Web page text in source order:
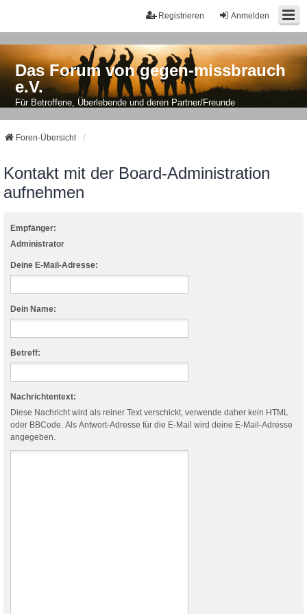
Anmelden
Registrieren
Das Forum von gegen-missbrauch
e.V.
Für Betroffene, Überlebende und deren Partner/Freunde
Foren-Übersicht
Kontakt mit der Board-Administration
aufnehmen
Empfänger:
Administrator
Deine E-Mail-Adresse:
Dein Name:
Betreff:
Nachrichtentext:
Diese Nachricht wird als reiner Text verschickt, verwende daher kein HTML
oder BBCode. Als Antwort-Adresse für die E-Mail wird deine E-Mail-Adresse
angegeben.